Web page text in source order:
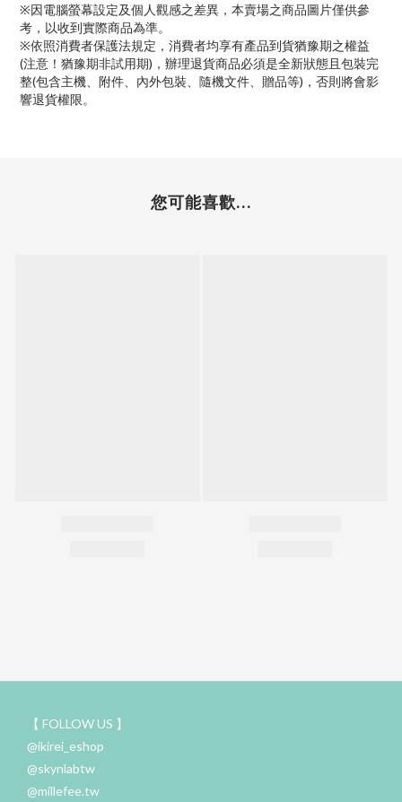
※因電腦螢幕設定及個人觀感之差異，本賣場之商品圖片僅供參
考，以收到實際商品為準。
※依照消費者保護法規定，消費者均享有產品到貨猶豫期之權益
(注意！猶豫期非試用期)，辦理退貨商品必須是全新狀態且包裝完
整(包含主機、附件、內外包裝、隨機文件、贈品等)，否則將會影
響退貨權限。
您可能喜歡...
【 FOLLOW US 】
@ikirei_eshop
@skynlabtw
@millefee.tw